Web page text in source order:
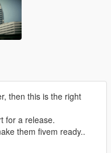
then this is the right
for a release.
them fivem ready..